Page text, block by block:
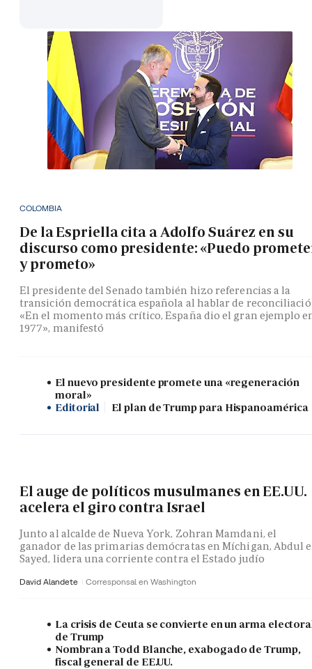
COLOMBIA
De la Espriella cita a Adolfo Suárez en su
discurso como presidente: «Puedo
y prometo»
El presidente del Senado también hizo referencias a la
transición democrática española al hablar de
«En el momento más crítico, España dio el gran ejemplo
1977», manifestó
El nuevo presidente promete una «regeneración
moral»
Editorial
El plan de Trump para Hispanoamérica
El auge de políticos musulmanes en EE.UU.
acelera el giro contra Israel
Junto al alcalde de Nueva York, Zohran Mamdani, el
ganador de las primarias demócratas en Míchigan, Abdul
Sayed, lidera una corriente contra el Estado judío
David Alandete Corresponsal en Washington
La crisis de Ceuta se convierte en un arma
de Trump
Nombran a Todd Blanche, exabogado de Trump,
fiscal general de EE.UU.